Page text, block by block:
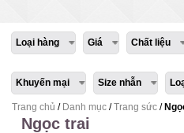
Loại hàng Giá Chất liệu
Khuyến mại Size nhẫn
Trang chủ / Danh mục /Trang sức /
Ngọc trai